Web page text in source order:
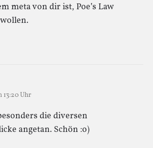
meta von dir ist, Poe’s Law
13:20 Uhr
die diversen
angetan. Schön :o)